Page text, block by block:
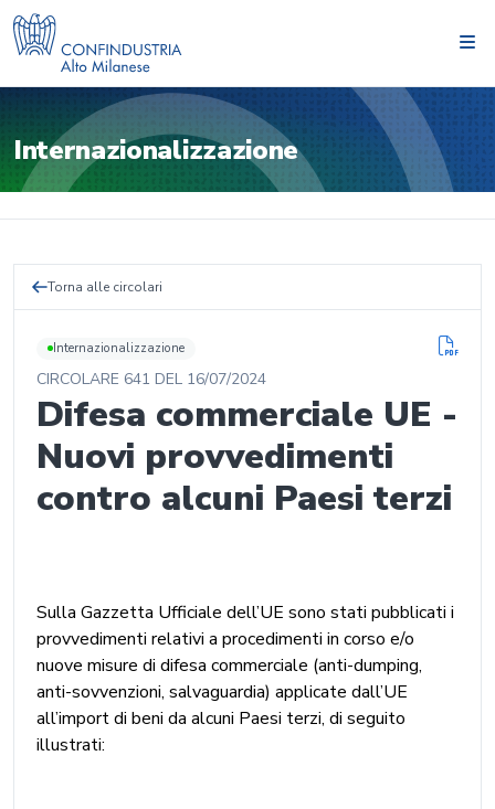
Internazionalizzazione
Torna alle circolari
Internazionalizzazione
CIRCOLARE 641 DEL 16/07/2024
Difesa commerciale UE -
Nuovi provvedimenti
contro alcuni Paesi terzi
Sulla Gazzetta Ufficiale dell’UE sono stati pubblicati i
provvedimenti relativi a procedimenti in corso e/o
nuove misure di difesa commerciale (anti-dumping,
anti-sovvenzioni, salvaguardia) applicate dall’UE
all’import di beni da alcuni Paesi terzi, di seguito
illustrati: